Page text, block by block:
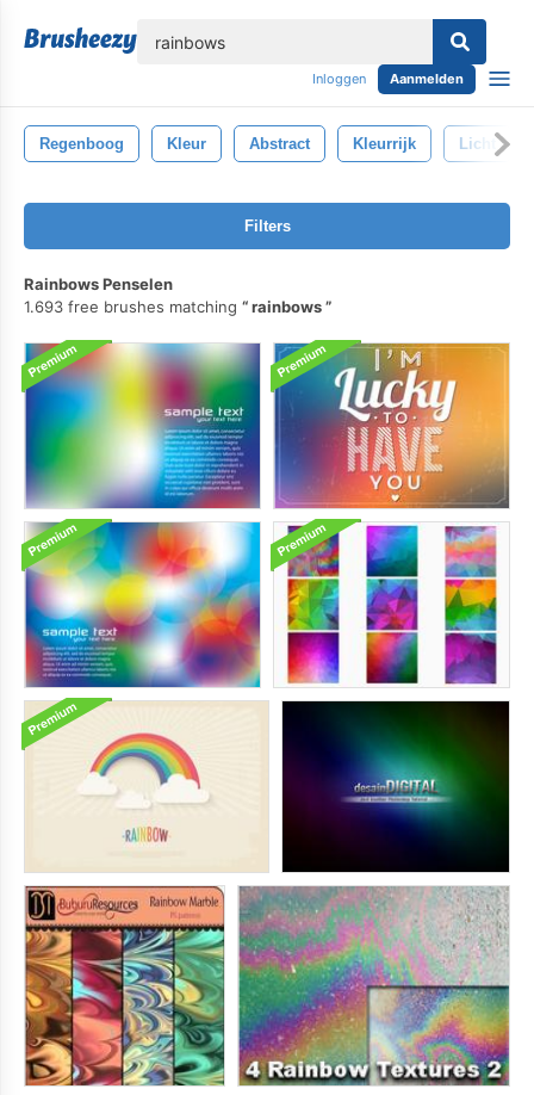
Inloggen Aanmelden
Regenboog Kleur Abstract Kleurrijk Licht
Filters
Rainbows Penselen
1.693 free brushes matching
rainbows